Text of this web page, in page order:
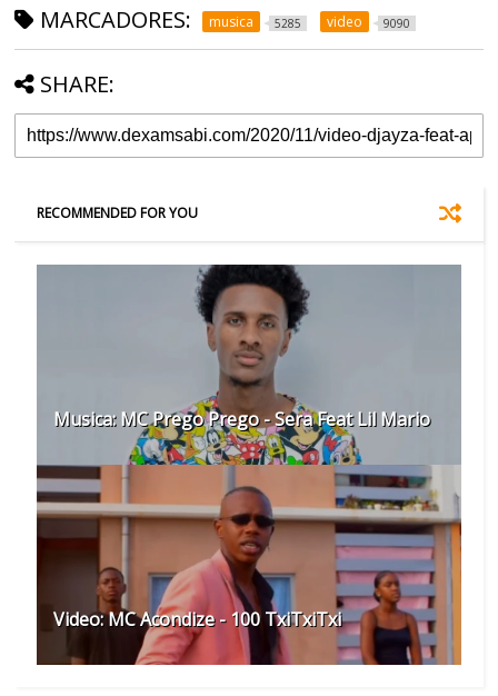
MARCADORES: musica 5285 video 9090
SHARE:
RECOMMENDED FOR YOU
Musica: MC Prego Prego - Sera Feat Lil Mario
Video: MC Acondize - 100 TxiTxiTxi